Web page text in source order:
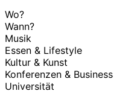
Wo?
Wann?
Musik
Essen & Lifestyle
Kultur & Kunst
Konferenzen & Business
Universität